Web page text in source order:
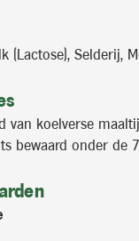
(Lactose), Selderij,
van koelverse
bewaard onder de